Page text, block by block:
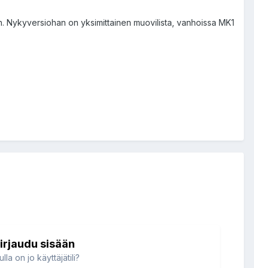
on yksimittainen muovilista, vanhoissa MK1
sisään
on jo käyttäjätili?